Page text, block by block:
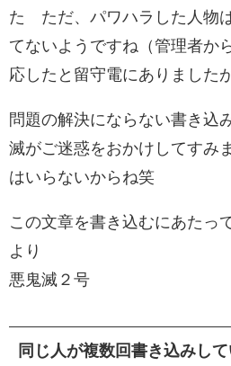
た ただ、パワハラした人物
てないようですね（管理者か
応したと留守電にありました
問題の解決にならない書き
滅がご迷惑をおかけしてすみ
はいらないからね笑
この文章を書き込むにあたっ
より
悪鬼滅２号
同じ人が複数回書き込みし